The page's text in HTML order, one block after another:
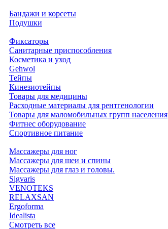
Бандажи и корсеты
Подушки
Фиксаторы
Санитарные приспособления
Косметика и уход
Gehwol
Тейпы
Кинезиотейпы
Товары для медицины
Расходные материалы для рентгенологии
Товары для маломобильных групп населения
Фитнес оборудование
Спортивное питание
Массажеры для ног
Массажеры для шеи и спины
Массажеры для глаз и головы.
Sigvaris
VENOTEKS
RELAXSAN
Ergoforma
Idealista
Смотреть все